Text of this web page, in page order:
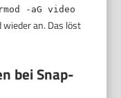
-aG video
wieder an. Das löst
bei Snap-